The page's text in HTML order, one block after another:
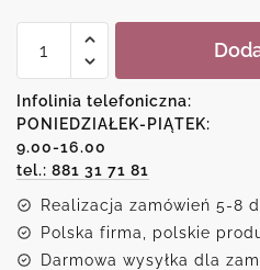
Plakat
słońca
i
szosą
Infolinia telefoniczna:
PONIEDZIAŁEK-PIĄTEK:
9.00-16.00
tel.: 881 31 71 81
Realizacja zamówień 5-8
Polska firma, polskie
Darmowa wysyłka dla